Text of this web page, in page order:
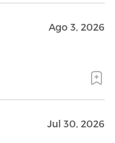
Ago 3, 2026
Jul 30, 2026